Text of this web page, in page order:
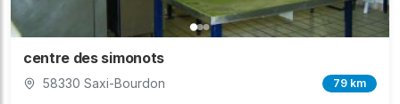
centre des simonots
58330 Saxi-Bourdon 79 km